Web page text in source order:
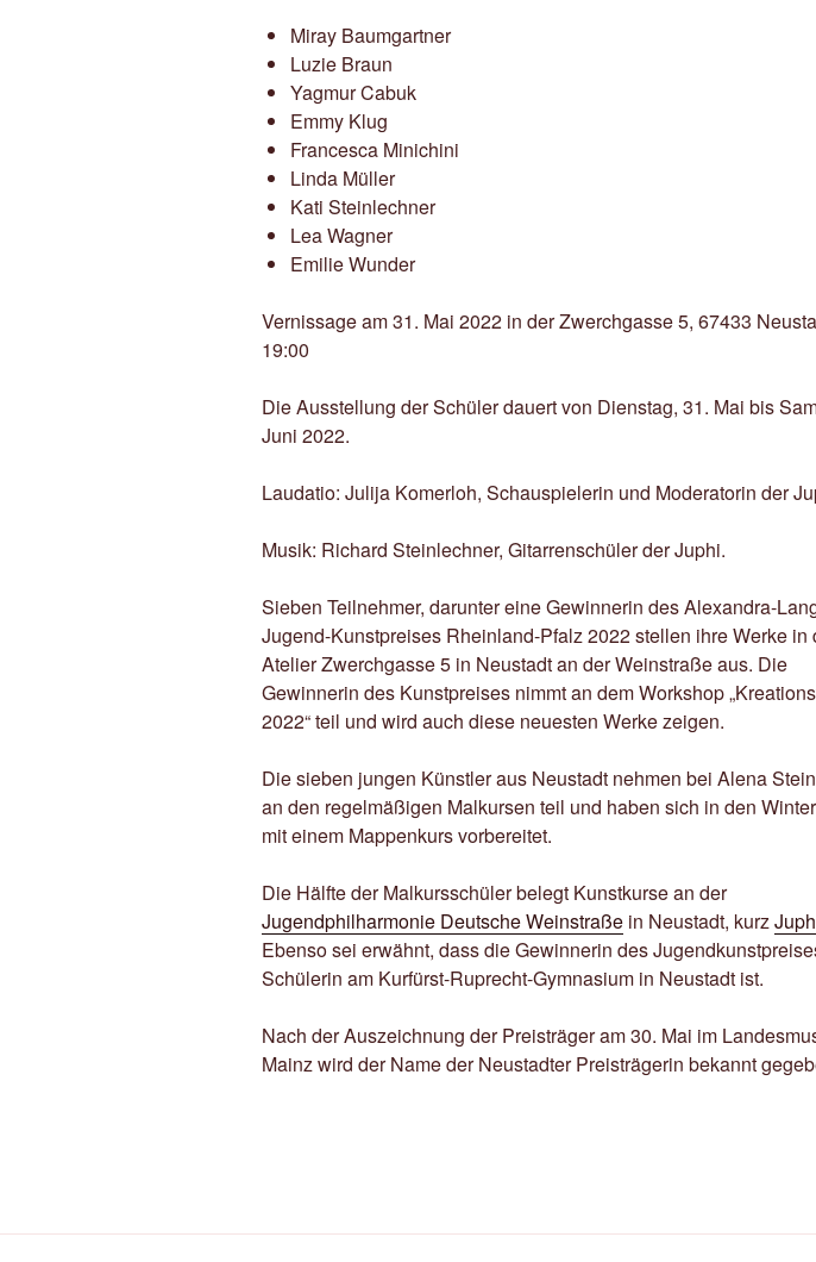
Miray Baumgartner
Luzie Braun
Yagmur Cabuk
Emmy Klug
Francesca Minichini
Linda Müller
Kati Steinlechner
Lea Wagner
Emilie Wunder
Vernissage am 31. Mai 2022 in der Zwerchgasse 5, 67433
19:00
Die Ausstellung der Schüler dauert von Dienstag, 31. Mai bis
Juni 2022.
Laudatio: Julija Komerloh, Schauspielerin und Moderatorin der
Musik: Richard Steinlechner, Gitarrenschüler der Juphi.
Sieben Teilnehmer, darunter eine Gewinnerin des Alexandra-
Jugend-Kunstpreises Rheinland-Pfalz 2022 stellen ihre Werke in
Atelier Zwerchgasse 5 in Neustadt an der Weinstraße aus. Die
Gewinnerin des Kunstpreises nimmt an dem Workshop
2022“ teil und wird auch diese neuesten Werke zeigen.
Die sieben jungen Künstler aus Neustadt nehmen bei Alena
an den regelmäßigen Malkursen teil und haben sich in den
mit einem Mappenkurs vorbereitet.
Die Hälfte der Malkursschüler belegt Kunstkurse an der
Jugendphilharmonie Deutsche Weinstraße in Neustadt, kurz
Ebenso sei erwähnt, dass die Gewinnerin des
Schülerin am Kurfürst-Ruprecht-Gymnasium in Neustadt ist.
Nach der Auszeichnung der Preisträger am 30. Mai im
Mainz wird der Name der Neustadter Preisträgerin bekannt